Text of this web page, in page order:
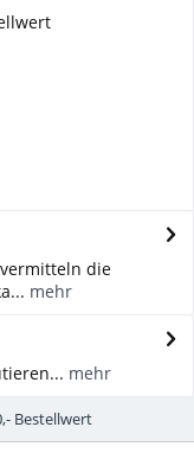
die
mehr
mehr
Bestellwert